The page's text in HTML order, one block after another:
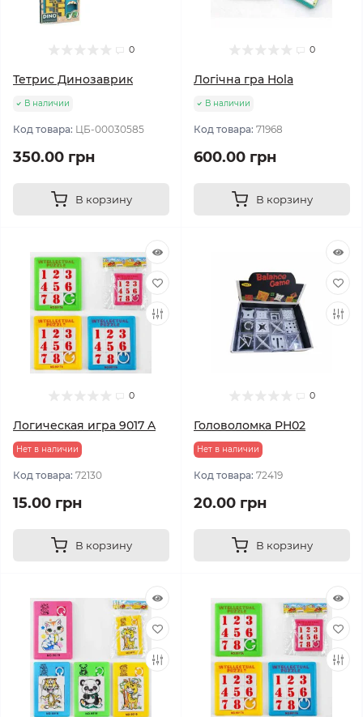
0
Тетрис Динозаврик
В наличии
Код товара: ЦБ-00030585
350.00 грн
В корзину
0
Логічна гра Hola
В наличии
Код товара: 71968
600.00 грн
В корзину
0
Логическая игра 9017 A
Нет в наличии
Код товара: 72130
15.00 грн
В корзину
0
Головоломка PH02
Нет в наличии
Код товара: 72419
20.00 грн
В корзину